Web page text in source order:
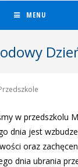
MENU
w przedszkolu
dnia jest
oraz
dnia ubrania